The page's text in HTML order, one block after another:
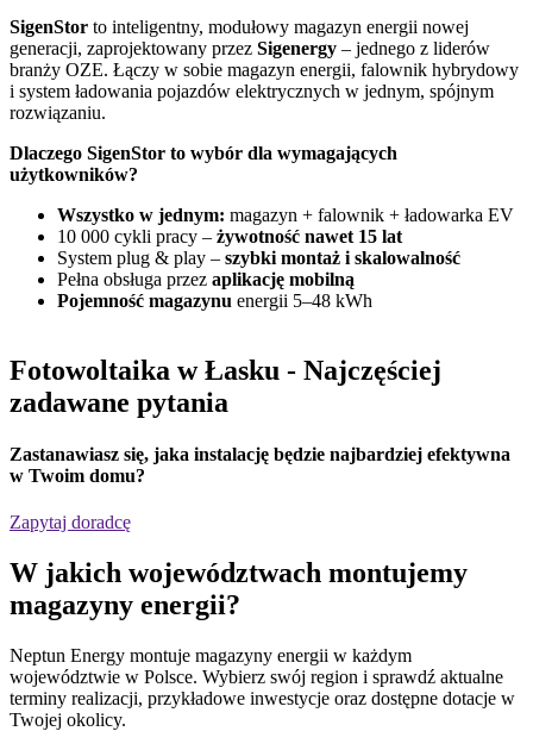
SigenStor to inteligentny, modułowy magazyn energii nowej
generacji, zaprojektowany przez Sigenergy – jednego z liderów
branży OZE. Łączy w sobie magazyn energii, falownik hybrydowy
i system ładowania pojazdów elektrycznych w jednym, spójnym
rozwiązaniu.
Dlaczego SigenStor to wybór dla wymagających
użytkowników?
Wszystko w jednym: magazyn + falownik + ładowarka EV
10 000 cykli pracy – żywotność nawet 15 lat
System plug & play – szybki montaż i skalowalność
Pełna obsługa przez aplikację mobilną
Pojemność magazynu energii 5–48 kWh
Fotowoltaika w Łasku - Najczęściej
zadawane pytania
Zastanawiasz się, jaka instalację będzie najbardziej efektywna
w Twoim domu?
Zapytaj doradcę
W jakich województwach montujemy
magazyny energii?
Neptun Energy montuje magazyny energii w każdym
województwie w Polsce. Wybierz swój region i sprawdź aktualne
terminy realizacji, przykładowe inwestycje oraz dostępne dotacje w
Twojej okolicy.